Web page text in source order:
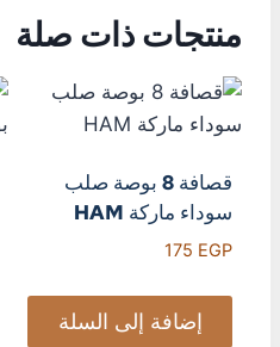
منتجات ذات صلة
قصافة 8 بوصة صلب
سوداء ماركة HAM
175 EGP
إضافة إلى السلة